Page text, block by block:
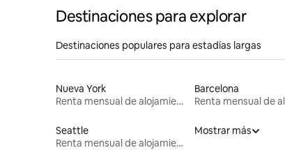
Destinaciones para explorar
Destinaciones populares para estadías largas
Nueva York
Renta mensual de alojamientos
Barcelona
Seattle
Renta mensual de alojamientos
Mostrar más